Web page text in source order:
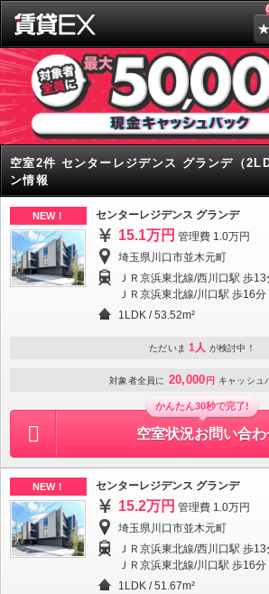
空室2件 センターレジデンス グランデ（
ン情報
NEW！ センターレジデンス グランデ
15.1万円 管理費 1.0万円
埼玉県川口市並木元町
ＪＲ京浜東北線/西川口駅 歩13
ＪＲ京浜東北線/川口駅 歩16分
1LDK /53.52m²
ただいま 1人 が検討中！
対象者全員に 20,000 円 キャッシュ
かんたん30秒で完了!
空室状況お問い合わ
NEW！ センターレジデンス グランデ
15.2万円 管理費 1.0万円
埼玉県川口市並木元町
ＪＲ京浜東北線/西川口駅 歩13
ＪＲ京浜東北線/川口駅 歩16分
1LDK /51.67m²